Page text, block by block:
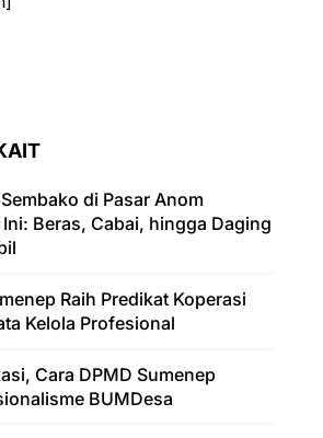
di Pasar Anom
Beras, Cabai, hingga Daging
Raih Predikat Koperasi
Kelola Profesional
Cara DPMD Sumenep
BUMDesa